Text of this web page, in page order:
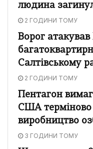
людина
2 ГОДИНИ ТОМУ
Ворог
Салтівському
2 ГОДИНИ ТОМУ
Пентагон
США терміново
виробництво
3 ГОДИНИ ТОМУ